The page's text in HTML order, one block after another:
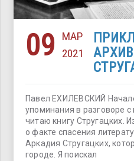
09
МАР
2021
Павел ЕХИЛЕВСКИЙ
упоминания в разговоре
читаю книгу Стругацких.
о факте спасения
Аркадия Стругацких,
городе. Я поискал